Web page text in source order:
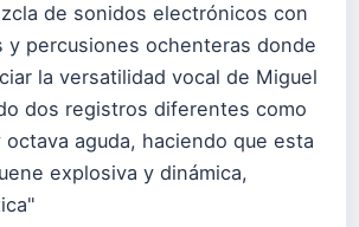
de sonidos electrónicos con
y percusiones ochenteras donde
la versatilidad vocal de Miguel
dos registros diferentes como
aguda, haciendo que esta
explosiva y dinámica,